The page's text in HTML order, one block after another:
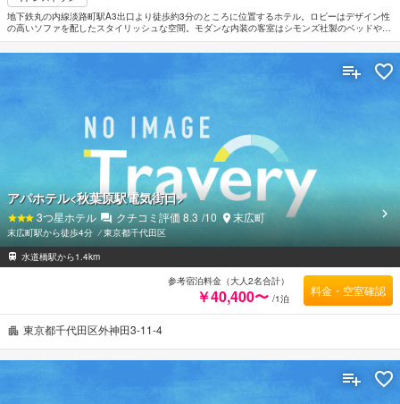
地下鉄丸の内線淡路町駅A3出口より徒歩約3分のところに位置するホテル。ロビーはデザイン性
の高いソファを配したスタイリッシュな空間。モダンな内装の客室はシモンズ社製のベッドや空
気清浄機が設置され快適に過ごしやすい。秋葉原電気街まで徒歩約5分。東京ディズニーリゾー
トへは電車で約34分。
東京都千代田区外神田3-11-4
アパホテル<秋葉原駅電気街口>
3つ星ホテル クチコミ評価 8.3 /10 末広町
末広町駅から徒歩4分 ⁄東京都千代田区
水道橋駅から1.4km
参考宿泊料金（大人2名合計）
￥40,400〜 /1泊
料金・空室確認